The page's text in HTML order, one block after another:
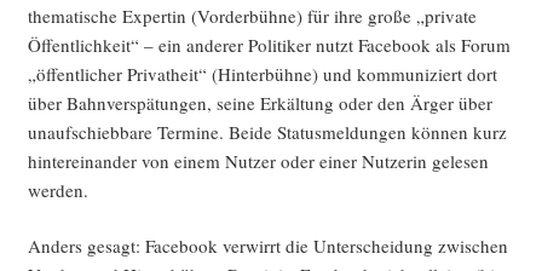
the­ma­ti­sche Exper­tin (Vor­der­büh­ne) für ihre gro­ße „pri­va­te
Öffent­lich­keit“ – ein ande­rer Poli­ti­ker nutzt Face­book als Forum
„öffent­li­cher Pri­vat­heit“ (Hin­ter­büh­ne) und kom­mu­ni­ziert dort
über Bahn­ver­spä­tun­gen, sei­ne Erkäl­tung oder den Ärger über
unauf­schieb­ba­re Ter­mi­ne. Bei­de Sta­tus­mel­dun­gen kön­nen kurz
hin­ter­ein­an­der von einem Nut­zer oder einer Nut­ze­rin gele­sen
werden.
Anders gesagt: Face­book ver­wirrt die Unter­schei­dung zwi­schen